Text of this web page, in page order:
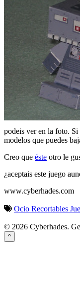
podeis ver en la foto.
modelos que puedes
Creo que éste otro le
¿aceptais este juego
www.cyberhades.com
Ocio Recortables
© 2026 Cyberhades.
^